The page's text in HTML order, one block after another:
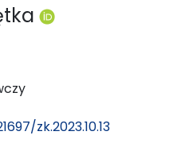
zk.2023.10.13